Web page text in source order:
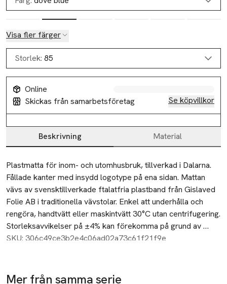
Visa fler färger
Storlek: 85
Online
Skickas från samarbetsföretag
Se köpvillkor
Beskrivning Material
Beskrivning
Plastmatta för inom- och utomhusbruk, tillverkad i Dalarna.
Fållade kanter med insydd logotype på ena sidan. Mattan
vävs av svensktillverkade ftalatfria plastband från Gislaved
Folie AB i traditionella vävstolar. Enkel att underhålla och
rengöra, handtvätt eller maskintvätt 30°C utan centrifugering.
Storleksavvikelser på ±4% kan förekomma på grund av
vävtekniska skäl. Tjocklek ca 10 mm.
SKU: 306c49ce3b2e4c06ad02a73c61f21f9e
Mer från samma serie